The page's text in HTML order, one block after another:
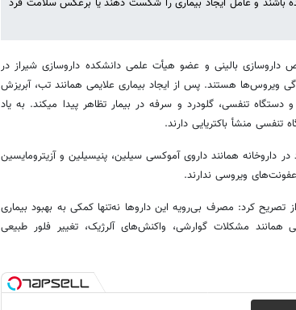
باشند و عامل ایجاد بیماری را شکست دهند یا برعکس سلامت فرد
داروسازی بالینی و عضو هیأت علمی دانشکده داروسازی شیراز در
ویروس‌ها هستند. پس از ایجاد بیماری علایمی همانند تب، آبریزش
تنفسی، گلودرد و سرفه در بیمار تظاهر پیدا می‏کند. به یاد
منشأ باکتریایی دارند.
داروخانه همانند داروی آموکسی‏ سیلین، پنی‏سیلین و آزیترومایسین
ویروسی ندارند.
کرد: مصرف بی‌رویه این داروها نه‌تنها کمکی به بهبود بیماری
همانند مشکلات گوارشی، واکنش‌های آلرژیک، تغییر فلور طبیعی